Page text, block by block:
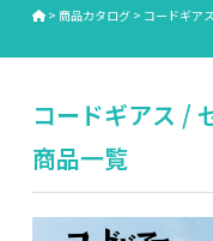
> 商品カタログ> コードギア
コードギアス /
商品一覧